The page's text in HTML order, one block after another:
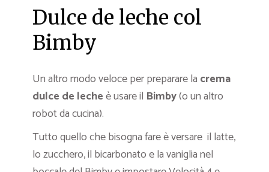
Dulce de leche col
Bimby
Un altro modo veloce per preparare la crema
dulce de lecheè usare il Bimby(o un altro
robot da cucina).
Tutto quello che bisogna fare è versare il latte,
lo zucchero, il bicarbonato e la vaniglia nel